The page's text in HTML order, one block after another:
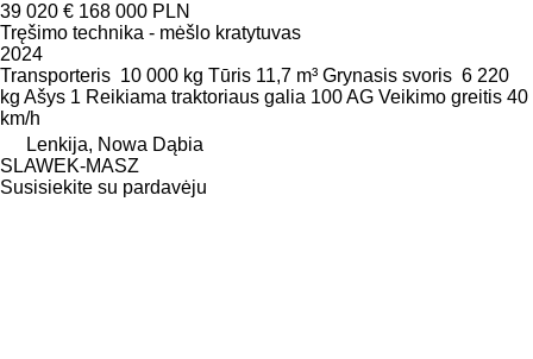
39 020 € 168 000 PLN
Tręšimo technika - mėšlo kratytuvas
2024
Transporteris 10 000 kg Tūris 11,7 m³ Grynasis svoris 6 220
kg Ašys 1 Reikiama traktoriaus galia 100 AG Veikimo greitis 40
km/h
Lenkija, Nowa Dąbia
SLAWEK-MASZ
Susisiekite su pardavėju